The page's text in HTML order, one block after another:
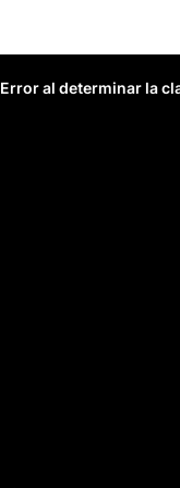
Error al determinar la